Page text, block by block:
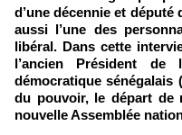
d’une décennie et député
aussi l’une des
libéral. Dans cette
l’ancien Président
démocratique sénégalais
du pouvoir, le départ de
nouvelle Assemblée